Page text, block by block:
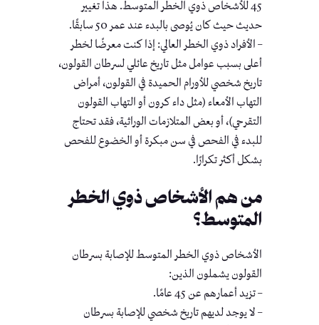
45 للأشخاص ذوي الخطر المتوسط. هذا تغيير
حديث حيث كان يُوصى بالبدء عند عمر 50 سابقًا.
– الأفراد ذوي الخطر العالي: إذا كنت معرضًا لخطر
أعلى بسبب عوامل مثل تاريخ عائلي لسرطان القولون،
تاريخ شخصي للأورام الحميدة في القولون، أمراض
التهاب الأمعاء (مثل داء كرون أو التهاب القولون
التقرحي)، أو بعض المتلازمات الوراثية، فقد تحتاج
للبدء في الفحص في سن مبكرة أو الخضوع للفحص
بشكل أكثر تكرارًا.
من هم الأشخاص ذوي الخطر
المتوسط؟
الأشخاص ذوي الخطر المتوسط للإصابة بسرطان
القولون يشملون الذين:
– تزيد أعمارهم عن 45 عامًا.
– لا يوجد لديهم تاريخ شخصي للإصابة بسرطان